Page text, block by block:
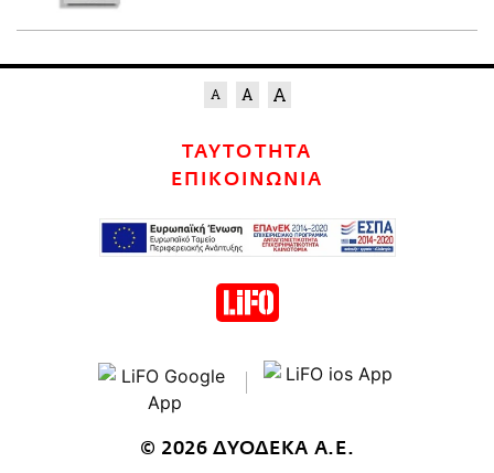
ΤΑΥΤΟΤΗΤΑ
ΕΠΙΚΟΙΝΩΝΙΑ
© 2026 ΔΥΟΔΕΚΑ Α.Ε.